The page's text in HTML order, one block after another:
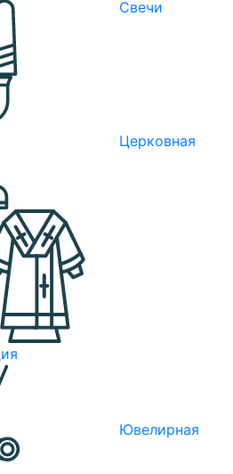
Свечи
Церковная
Ювелирная